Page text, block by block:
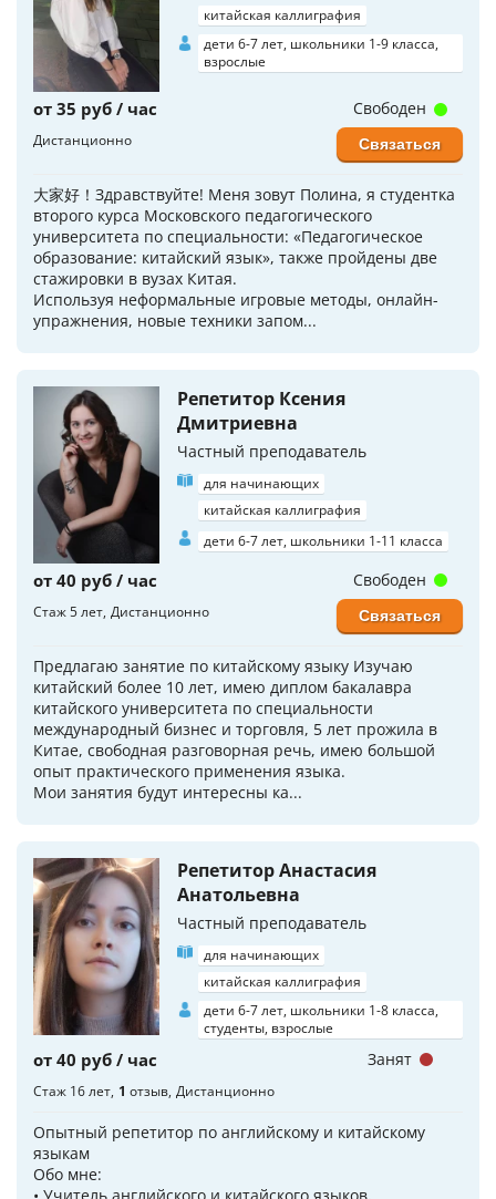
китайская каллиграфия
дети 6-7 лет, школьники 1-9 класса,
взрослые
от 35 руб / час
Дистанционно
大家好！Здравствуйте! Меня зовут Полина, я студентка
второго курса Московского педагогического
университета по специальности: «Педагогическое
образование: китайский язык», также пройдены две
стажировки в вузах Китая.
Используя неформальные игровые методы, онлайн-
упражнения, новые техники запом...
Свободен
Связаться
Репетитор Ксения
Дмитриевна
Частный преподаватель
для начинающих
китайская каллиграфия
дети 6-7 лет, школьники 1-11 класса
от 40 руб / час
Стаж 5 лет Дистанционно
Предлагаю занятие по китайскому языку Изучаю
китайский более 10 лет, имею диплом бакалавра
китайского университета по специальности
международный бизнес и торговля, 5 лет прожила в
Китае, свободная разговорная речь, имею большой
опыт практического применения языка.
Мои занятия будут интересны ка...
Свободен
Связаться
Репетитор Анастасия
Анатольевна
Частный преподаватель
для начинающих
китайская каллиграфия
дети 6-7 лет, школьники 1-8 класса,
студенты, взрослые
от 40 руб / час
Стаж 16 лет 1 отзыв Дистанционно
Опытный репетитор по английскому и китайскому
языкам
Обо мне:
Занят